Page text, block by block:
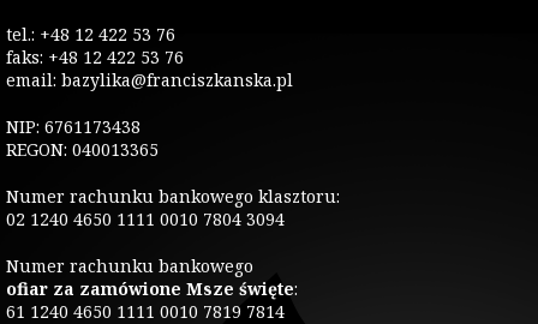
tel.: +48 12 422 53 76
faks: +48 12 422 53 76
email: bazylika@franciszkanska.pl
NIP: 6761173438
REGON: 040013365
Numer rachunku bankowego klasztoru:
02 1240 4650 1111 0010 7804 3094
Numer rachunku bankowego
ofiar za zamówione Msze święte:
61 1240 4650 1111 0010 7819 7814